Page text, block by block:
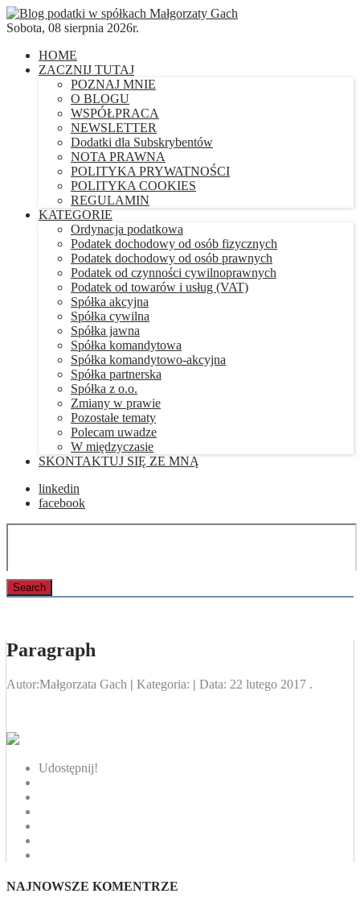
Sobota, 08 sierpnia 2026r.
HOME
ZACZNIJ TUTAJ
POZNAJ MNIE
O BLOGU
WSPÓŁPRACA
NEWSLETTER
Dodatki dla Subskrybentów
NOTA PRAWNA
POLITYKA PRYWATNOŚCI
POLITYKA COOKIES
REGULAMIN
KATEGORIE
Ordynacja podatkowa
Podatek dochodowy od osób fizycznych
Podatek dochodowy od osób prawnych
Podatek od czynności cywilnoprawnych
Podatek od towarów i usług (VAT)
Spółka akcyjna
Spółka cywilna
Spółka jawna
Spółka komandytowa
Spółka komandytowo-akcyjna
Spółka partnerska
Spółka z o.o.
Zmiany w prawie
Pozostałe tematy
Polecam uwadze
W międzyczasie
SKONTAKTUJ SIĘ ZE MNĄ
linkedin
facebook
Paragraph
Autor:Małgorzata Gach | Kategoria: | Data: 22 lutego 2017 .
Udostępnij!
NAJNOWSZE KOMENTRZE